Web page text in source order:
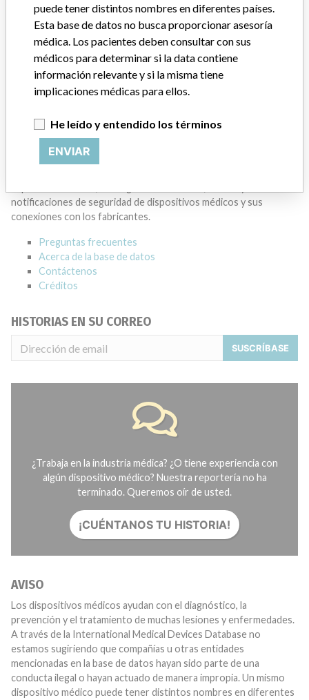
BECKMAN COULTER CANADA L.P.
Dirección del fabricante
Empresa matriz del fabricante (2017)
Source
ACERCA DE LA BASE DE DATOS
notificaciones de seguridad de dispositivos médicos y sus
conexiones con los fabricantes.
Preguntas frecuentes
Acerca de la base de datos
Contáctenos
Créditos
HISTORIAS EN SU CORREO
SUSCRÍBASE
¿Trabaja en la industria médica? ¿O tiene experiencia con
algún dispositivo médico? Nuestra reportería no ha
terminado. Queremos oír de usted.
¡CUÉNTANOS TU HISTORIA!
AVISO
Los dispositivos médicos ayudan con el diagnóstico, la
prevención y el tratamiento de muchas lesiones y enfermedades.
A través de la International Medical Devices Database no
estamos sugiriendo que compañías u otras entidades
mencionadas en la base de datos hayan sido parte de una
conducta ilegal o hayan actuado de manera impropia. Un mismo
dispositivo médico puede tener distintos nombres en diferentes
puede tener distintos nombres en diferentes países.
Esta base de datos no busca proporcionar asesoría
médica. Los pacientes deben consultar con sus
médicos para determinar si la data contiene
información relevante y si la misma tiene
implicaciones médicas para ellos.
He leído y entendido los términos
ENVIAR